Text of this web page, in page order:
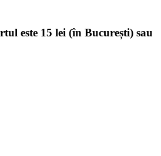
este 15 lei (în București) sau